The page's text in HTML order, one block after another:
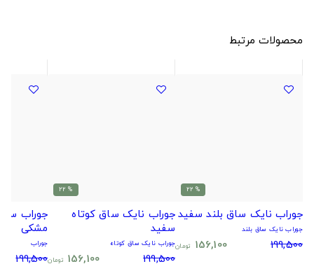
محصولات مرتبط
% 22
جوراب نایک ساق بلند سفید
جوراب نایک ساق بلند
199,500
156,100 تومان
% 22
جوراب نایک ساق کوتاه
سفید
جوراب نایک ساق کوتاه
199,500
156,100 تومان
جوراب
مشکی
جوراب
199,500